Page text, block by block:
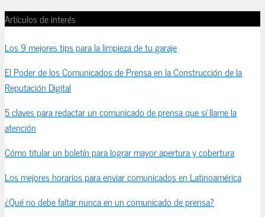
Artículos de interés
Los 9 mejores tips para la limpieza de tu garaje
El Poder de los Comunicados de Prensa en la Construcción de la
Reputación Digital
5 claves para redactar un comunicado de prensa que sí llame la
atención
Cómo titular un boletín para lograr mayor apertura y cobertura
Los mejores horarios para enviar comunicados en Latinoamérica
¿Qué no debe faltar nunca en un comunicado de prensa?